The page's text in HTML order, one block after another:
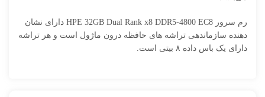
رم سرور HPE 32GB Dual Rank x8 DDR5-4800 EC8 دارای نشان
دهنده سازماندهی تراشه های حافظه درون ماژول است و هر تراشه
دارای یک باس داده ۸ بیتی است.